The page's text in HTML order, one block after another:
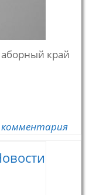
край